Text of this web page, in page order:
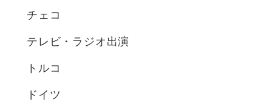
チェコ
テレビ・ラジオ出演
トルコ
ドイツ